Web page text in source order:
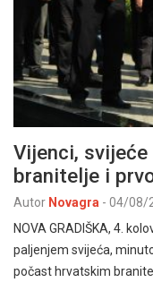
Vijenci,
branitelje i
Autor Novagra - 04/08/
NOVA GRADIŠKA, 4.
paljenjem svijeća,
počast hrvatskim